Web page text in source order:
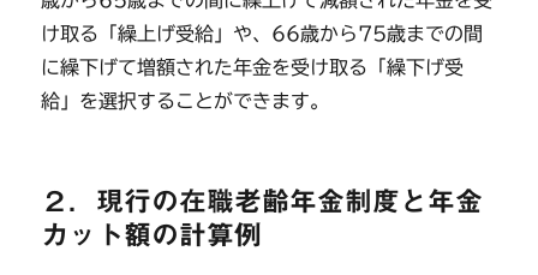
け取る「繰上げ受給」や、66歳から75歳までの間
に繰下げて増額された年金を受け取る「繰下げ受
給」を選択することができます。
２．現行の在職老齢年金制度と年金
カット額の計算例